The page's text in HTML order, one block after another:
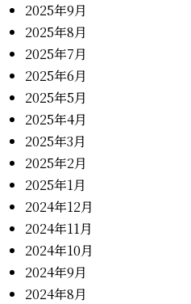
2025年9月
2025年8月
2025年7月
2025年6月
2025年5月
2025年4月
2025年3月
2025年2月
2025年1月
2024年12月
2024年11月
2024年10月
2024年9月
2024年8月